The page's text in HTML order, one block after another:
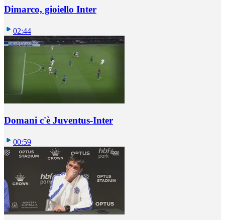
Dimarco, gioiello Inter
02:44
Domani c'è Juventus-Inter
00:59